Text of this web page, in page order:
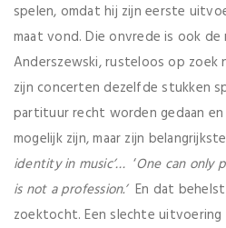
spelen, omdat hij zijn eerste
maat vond. Die onvrede is ook de
Anderszewski, rusteloos op zoek
zijn concerten dezelfde stukken
partituur recht worden gedaan
mogelijk zijn, maar zijn
identity in music’… ‘One can only
is not a profession.’ En dat
zoektocht. Een slechte uitvoering